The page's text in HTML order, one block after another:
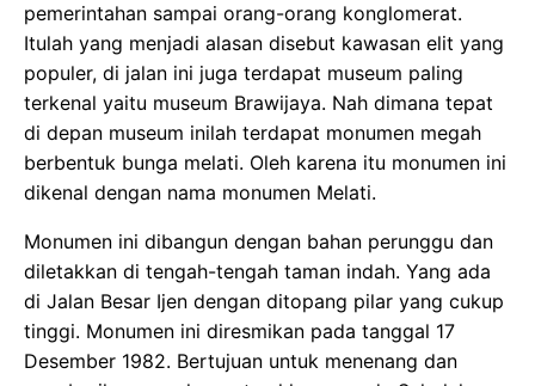
pemerintahan sampai orang-orang konglomerat.
Itulah yang menjadi alasan disebut kawasan elit yang
populer, di jalan ini juga terdapat museum paling
terkenal yaitu museum Brawijaya. Nah dimana tepat
di depan museum inilah terdapat monumen megah
berbentuk bunga melati. Oleh karena itu monumen ini
dikenal dengan nama monumen Melati.
Monumen ini dibangun dengan bahan perunggu dan
diletakkan di tengah-tengah taman indah. Yang ada
di Jalan Besar Ijen dengan ditopang pilar yang cukup
tinggi. Monumen ini diresmikan pada tanggal 17
Desember 1982. Bertujuan untuk menenang dan